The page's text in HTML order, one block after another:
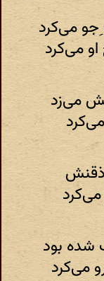
می‌کرد
می‌کرد
می‌زد
ذقنش
می‌کرد
شده بود
می‌کرد